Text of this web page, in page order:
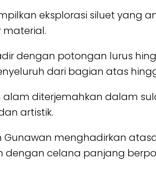
eksplorasi siluet yang
dengan potongan lurus
dari bagian atas
alam diterjemahkan dalam
artistik.
Gunawan menghadirkan
celana panjang